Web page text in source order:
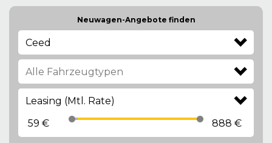
Neuwagen-Angebote finden
Ceed
Leasing (Mtl. Rate)
59 €
888 €